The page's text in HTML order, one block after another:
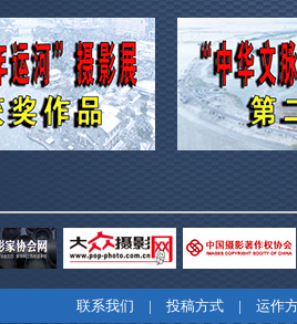
联系我们 | 投稿方式 |
运作